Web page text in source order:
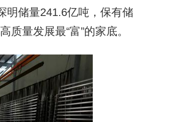
明储量241.6亿吨，保有储
量发展最“富”的家底。